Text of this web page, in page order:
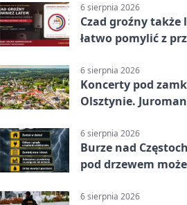
6 sierpnia 2026
Czad groźny
łatwo pomylić z
6 sierpnia 2026
Koncerty pod
Olsztynie.
6 sierpnia 2026
Burze nad
pod drzewem
6 sierpnia 2026